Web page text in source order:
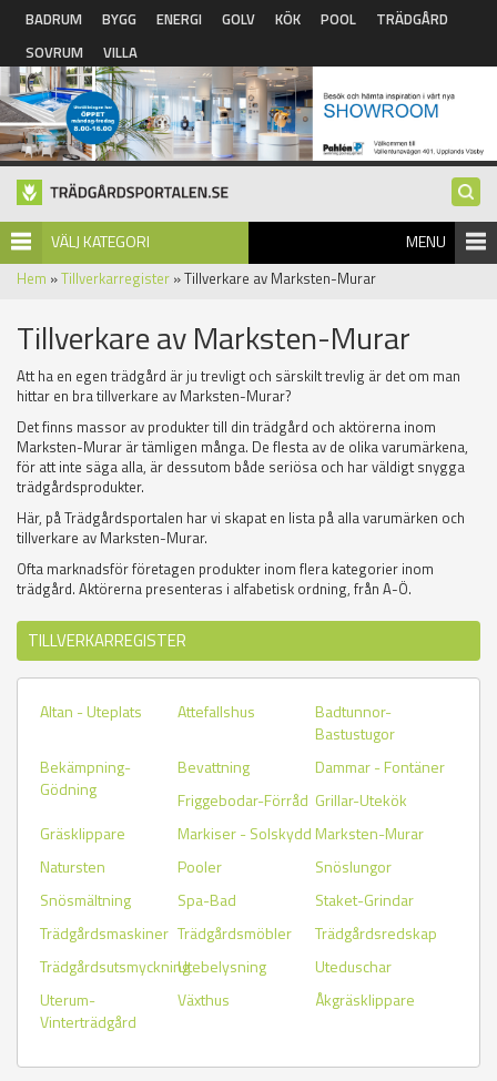
Hoppa till huvudinnehåll
BADRUM BYGG ENERGI GOLV KÖK POOL
TRÄDGÅRD
SOVRUM
VILLA
VÄLJ KATEGORI MENU
Hem »Tillverkarregister » Tillverkare av Marksten-Murar
Tillverkare av Marksten-Murar
Att ha en egen trädgård är ju trevligt och särskilt trevlig är det om man
hittar en bra tillverkare av Marksten-Murar?
Det finns massor av produkter till din trädgård och aktörerna inom
Marksten-Murar är tämligen många. De flesta av de olika varumärkena,
för att inte säga alla, är dessutom både seriösa och har väldigt snygga
trädgårdsprodukter.
Här, på Trädgårdsportalen har vi skapat en lista på alla varumärken och
tillverkare av Marksten-Murar.
Ofta marknadsför företagen produkter inom flera kategorier inom
trädgård. Aktörerna presenteras i alfabetisk ordning, från A-Ö.
TILLVERKARREGISTER
Altan - Uteplats Attefallshus
Badtunnor-
Bastustugor
Bekämpning-
Gödning
Bevattning
Dammar - Fontäner
Friggebodar-Förråd Grillar-Utekök
Gräsklippare
Markiser - Solskydd Marksten-Murar
Natursten
Pooler
Snöslungor
Snösmältning
Spa-Bad
Staket-Grindar
Trädgårdsmaskiner Trädgårdsmöbler
Trädgårdsredskap
TrädgårdsutsmyckningUtebelysning
Uteduschar
Uterum-
Vinterträdgård
Växthus Åkgräsklippare